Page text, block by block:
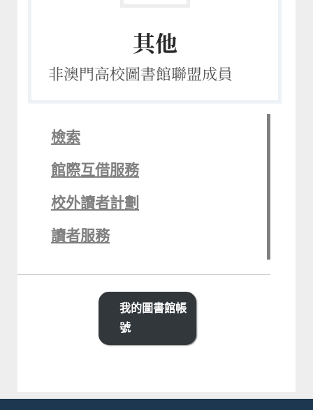
檢索
館際互借服務
校外讀者計劃
讀者服務
我的圖書館帳
號
其他
非澳門高校圖書館聯盟成員